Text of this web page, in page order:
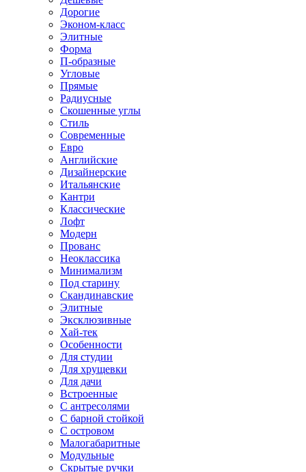
Дорогие
Эконом-класс
Элитные
Форма
П-образные
Угловые
Прямые
Радиусные
Скошенные углы
Стиль
Современные
Евро
Английские
Дизайнерские
Итальянские
Кантри
Классические
Лофт
Модерн
Прованс
Неоклассика
Минимализм
Под старину
Скандинавские
Элитные
Эксклюзивные
Хай-тек
Особенности
Для студии
Для хрущевки
Для дачи
Встроенные
С антресолями
С барной стойкой
С островом
Малогабаритные
Модульные
Скрытые ручки